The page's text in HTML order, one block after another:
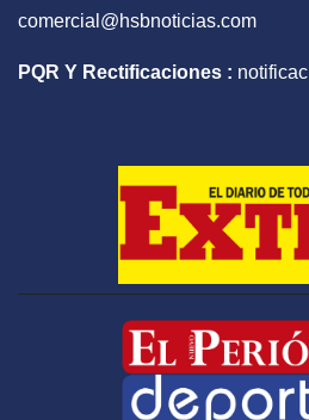
comercial@hsbnoticias.com
PQR Y Rectificaciones :